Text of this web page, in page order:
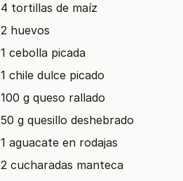
4 tortillas de maíz
2 huevos
1 cebolla picada
1 chile dulce picado
100 g queso rallado
50 g quesillo deshebrado
1 aguacate en rodajas
2 cucharadas manteca